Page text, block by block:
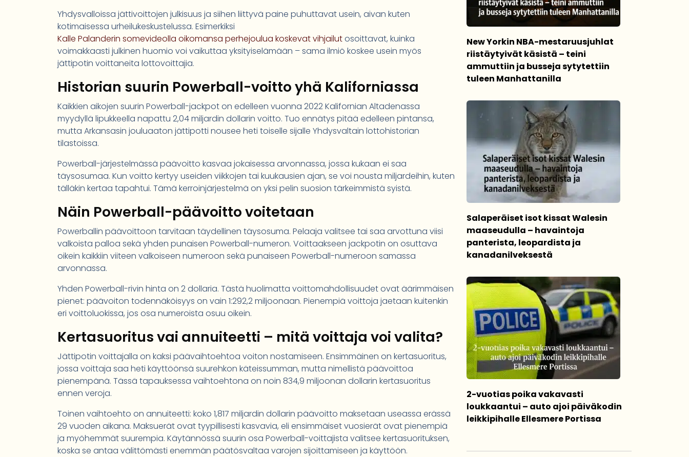
Yhdysvalloissa jättivoittojen julkisuus ja siihen liittyvä paine puhuttavat usein, aivan kuten
kotimaisessa urheilukeskustelussa. Esimerkiksi
Kalle Palanderin somevideolla oikomansa perhejoulua koskevat vihjailutosoittavat, kuinka
voimakkaasti julkinen huomio voi vaikuttaa yksityiselämään – sama ilmiö koskee usein myös
jättipotin voittaneita lottovoittajia.
Historian suurin Powerball-voitto yhä Kaliforniassa
Kaikkien aikojen suurin Powerball-jackpot on edelleen vuonna 2022 Kalifornian Altadenassa
myydyllä lipukkeella napattu 2,04 miljardin dollarin voitto. Tuo ennätys pitää edelleen pintansa,
mutta Arkansasin jouluaaton jättipotti nousee heti toiselle sijalle Yhdysvaltain lottohistorian
tilastoissa.
Powerball-järjestelmässä päävoitto kasvaa jokaisessa arvonnassa, jossa kukaan ei saa
täysosumaa. Kun voitto kertyy useiden viikkojen tai kuukausien ajan, se voi nousta miljardeihin, kuten
tälläkin kertaa tapahtui. Tämä kerroinjärjestelmä on yksi pelin suosion tärkeimmistä syistä.
Näin Powerball-päävoitto voitetaan
Powerballin päävoittoon tarvitaan täydellinen täysosuma. Pelaaja valitsee tai saa arvottuna viisi
valkoista palloa sekä yhden punaisen Powerball-numeron. Voittaakseen jackpotin on osuttava
oikein kaikkiin viiteen valkoiseen numeroon sekä punaiseen Powerball-numeroon samassa
arvonnassa.
Yhden Powerball-rivin hinta on 2 dollaria. Tästä huolimatta voittomahdollisuudet ovat äärimmäisen
pienet: päävoiton todennäköisyys on vain 1:292,2 miljoonaan. Pienempiä voittoja jaetaan kuitenkin
eri voittoluokissa, jos osa numeroista osuu oikein.
Kertasuoritus vai annuiteetti – mitä voittaja voi valita?
Jättipotin voittajalla on kaksi päävaihtoehtoa voiton nostamiseen. Ensimmäinen on kertasuoritus,
jossa voittaja saa heti käyttöönsä suurehkon käteissumman, mutta nimellistä päävoittoa
pienempänä. Tässä tapauksessa vaihtoehtona on noin 834,9 miljoonan dollarin kertasuoritus
ennen veroja.
Toinen vaihtoehto on annuiteetti: koko 1,817 miljardin dollarin päävoitto maksetaan useassa erässä
29 vuoden aikana. Maksuerät ovat tyypillisesti kasvavia, eli ensimmäiset vuosierät ovat pienempiä
ja myöhemmät suurempia. Käytännössä suurin osa Powerball-voittajista valitsee kertasuorituksen,
koska se antaa välittömästi enemmän päätösvaltaa varojen sijoittamiseen ja käyttöön.
New Yorkin NBA-mestaruusjuhlat
riistäytyivät käsistä – teini
ammuttiin ja busseja sytytettiin
tuleen Manhattanilla
Salaperäiset isot kissat Walesin
maaseudulla – havaintoja
panterista, leopardista ja
kanadanilveksestä
2-vuotias poika vakavasti
loukkaantui – auto ajoi päiväkodin
leikkipihalle Ellesmere Portissa